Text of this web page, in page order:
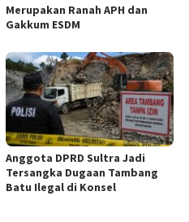
Merupakan Ranah APH dan
Gakkum ESDM
Anggota DPRD Sultra Jadi
Tersangka Dugaan Tambang
Batu Ilegal di Konsel